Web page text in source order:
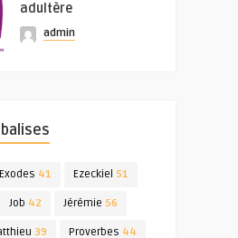
adultère
admin
Exodes 41 Ezeckiel 51
Job 42 Jérémie 56
39 Proverbes 44